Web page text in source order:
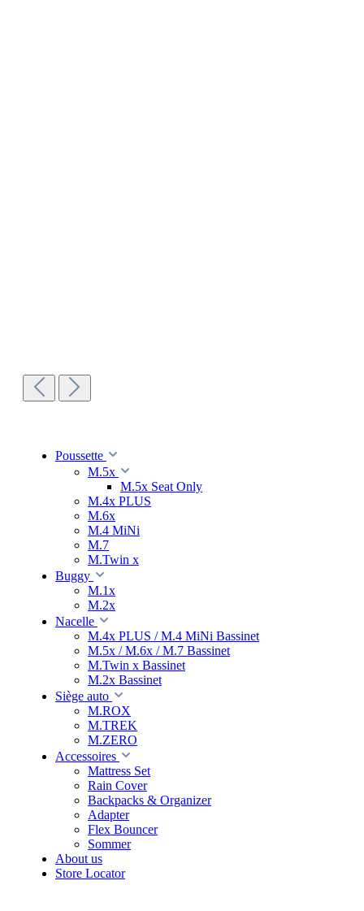
Poussette
M.5x
M.5x Seat Only
M.4x PLUS
M.6x
M.4 MiNi
M.7
M.Twin x
Buggy
M.1x
M.2x
Nacelle
M.4x PLUS / M.4 MiNi Bassinet
M.5x / M.6x / M.7 Bassinet
M.Twin x Bassinet
M.2x Bassinet
Siège auto
M.ROX
M.TREK
M.ZERO
Accessoires
Mattress Set
Rain Cover
Backpacks & Organizer
Adapter
Flex Bouncer
Sommer
About us
Store Locator